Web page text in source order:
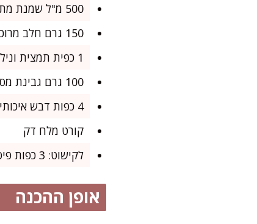
500 מ"ל שמנת מתוקה (38%)
150 גרם חלב מרוכז ממותק
1 כפית תמצית וניל איכותית
100 גרם גבינת מסקרפונה (לא חובה, לשדרוג הקרמיות)
4 כפות דבש איכותי
קורט מלח דק
לקישוט: 3 כפות פיסטוקים קלויים קצוצים + 2 כפות דבש
אופן ההכנה